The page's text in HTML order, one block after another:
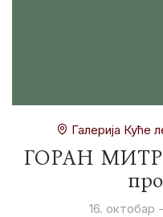
Галерија Куће
ГОРАН
16. октобар